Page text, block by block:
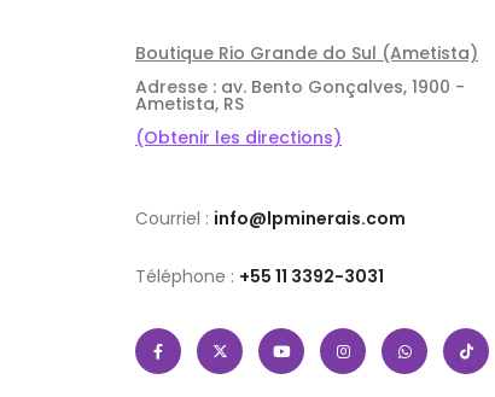
Boutique Rio Grande do Sul (Ametista)
Adresse : av. Bento Gonçalves, 1900 -
Ametista, RS
(Obtenir les directions)
Courriel : info@lpminerais.com
Téléphone : +55 11 3392-3031